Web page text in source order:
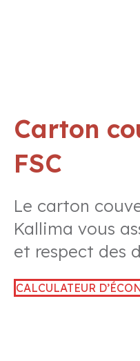
Carton
FSC
Le carton
Kallima vous
et respect des
CALCULATEUR